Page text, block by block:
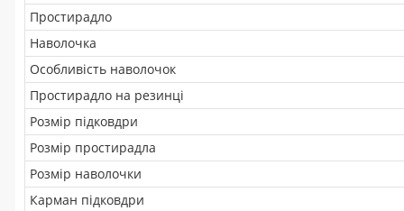
Простирадло
Наволочка
Особливість наволочок
Простирадло на резинці
Розмір підковдри
Розмір простирадла
Розмір наволочки
Карман підковдри